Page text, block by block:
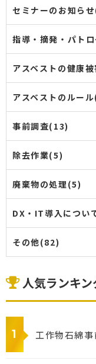
セミナーのお知ら
指導・摘発・パト
アスベストの健康
アスベストのルー
事前調査(13)
除去作業(5)
廃棄物の処理(5)
DX・IT導入につい
その他(82)
人気ランキン
工作物石綿